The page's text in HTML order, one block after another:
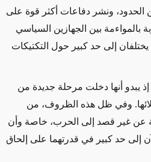
الحدود، ونشر دفاعات أكثر قوة على
بالمواءمة بين الجهازين السياسي
يختلفان إلى حد كبير حول التكتيكات
إذ يبدو أنها دخلت مرحلة جديدة من
وفي ظل هذه الظروف، من
عن غير قصد إلى الحرب، خاصة وأن
إلى حد كبير في قدرتهما على إلحاق